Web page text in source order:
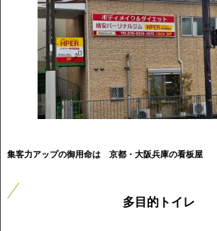
集客力アップの御用命は 京都・大阪兵庫の看板屋
多目的トイレ